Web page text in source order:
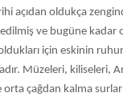
açıdan oldukça
ve bugüne kadar
için eskinin
Müzeleri, kiliseleri,
orta çağdan kalma